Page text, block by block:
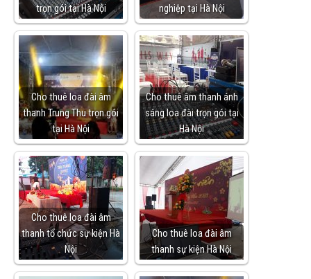
trọn gói tại Hà Nội
nghiệp tại Hà Nội
Cho thuê loa đài âm
thanh Trung Thu trọn gói
tại Hà Nội
Cho thuê âm thanh ánh
sáng loa đài trọn gói tại
Hà Nội
Cho thuê loa đài âm
thanh tổ chức sự kiện Hà
Nội
Cho thuê loa đài âm
thanh sự kiện Hà Nội